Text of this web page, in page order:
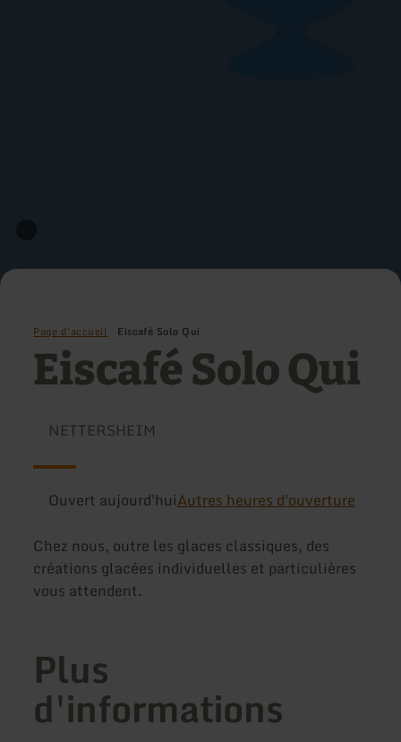
Page d'accueil Eiscafé Solo Qui
Eiscafé Solo Qui
NETTERSHEIM
Ouvert aujourd'huiAutres heures d'ouverture
Chez nous, outre les glaces classiques, des
créations glacées individuelles et particulières
vous attendent.
Plus
d'informations